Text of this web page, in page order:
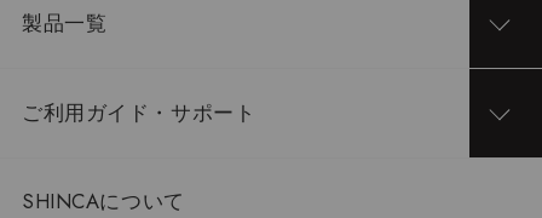
製品一覧
ご利用ガイド・サポート
SHINCAについて